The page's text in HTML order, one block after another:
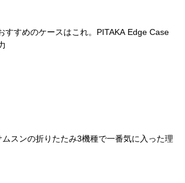
すすめのケースはこれ。PITAKA Edge Case
スンの折りたたみ3機種で一番気に入った理